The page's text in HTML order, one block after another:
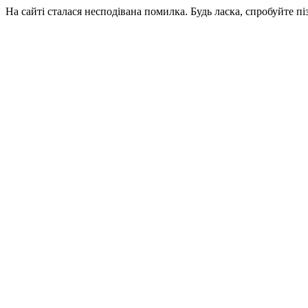
На сайті сталася несподівана помилка. Будь ласка, спробуйте